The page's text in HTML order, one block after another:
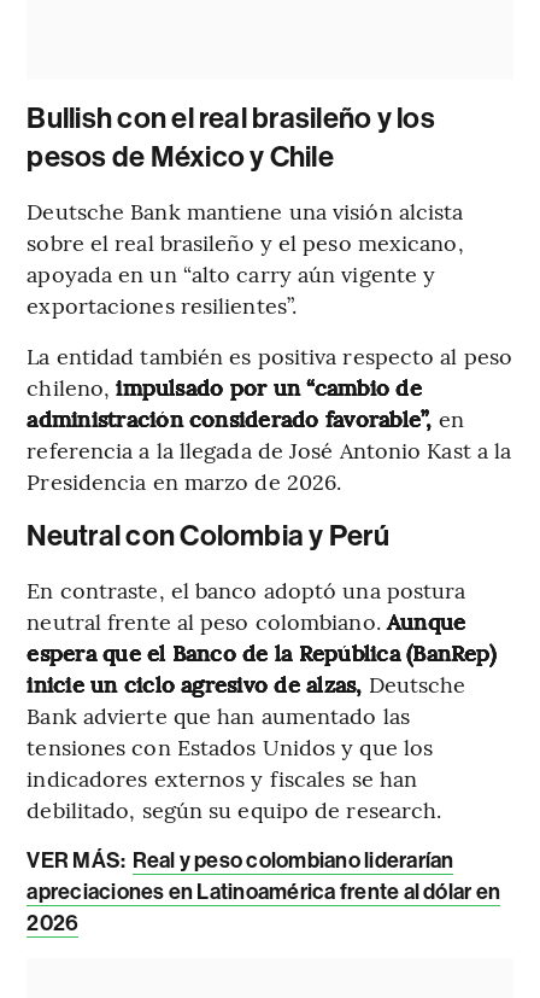
Bullish con el real brasileño y los
pesos de México y Chile
Deutsche Bank mantiene una visión alcista
sobre el real brasileño y el peso mexicano,
apoyada en un “alto carry aún vigente y
exportaciones resilientes”.
La entidad también es positiva respecto al peso
chileno,impulsado por un “cambio de
administración considerado favorable”, en
referencia a la llegada de José Antonio Kast a la
Presidencia en marzo de 2026.
Neutral con Colombia y Perú
En contraste, el banco adoptó una postura
neutral frente al peso colombiano.Aunque
espera que el Banco de la República (BanRep)
inicie un ciclo agresivo de alzas, Deutsche
Bank advierte que han aumentado las
tensiones con Estados Unidos y que los
indicadores externos y fiscales se han
debilitado, según su equipo de research.
VER MÁS: Real y peso colombiano liderarían
apreciaciones en Latinoamérica frente al dólar en
2026